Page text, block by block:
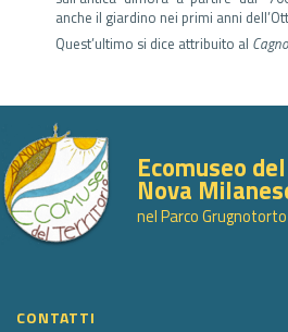
anche il giardino nei primi anni
Quest’ultimo si dice attribuito al
Ecomuseo
Nova
nel Parco
CONTATTI